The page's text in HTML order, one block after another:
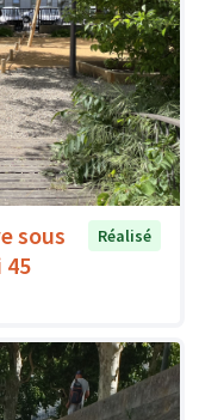
sous
45
Réalisé